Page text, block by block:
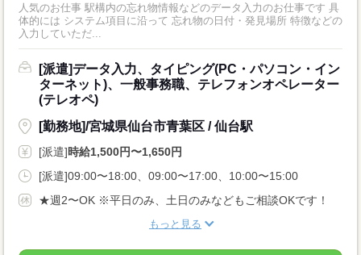
人気のお仕事 駅構内の忘れ物情報などのデータ入力のお仕事です 具
体的には システム項目に沿って 忘れ物の日付・発見場所 特徴などの
入力していただ...
[派遣]データ入力、タイピング(PC・パソコン・イン
ターネット)、一般事務職、テレフォンオペレーター
(テレオペ)
[勤務地]/宮城県仙台市青葉区 / 仙台駅
[派遣]時給1,500円〜1,650円
[派遣]09:00〜18:00、09:00〜17:00、10:00〜15:00
★週2〜OK ※平日のみ、土日のみなどもご相談OKです！
もっと見る